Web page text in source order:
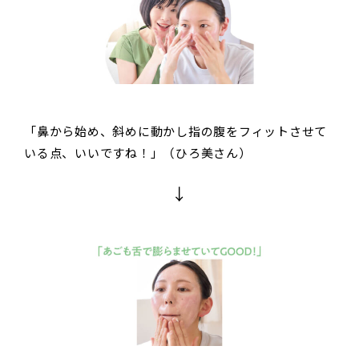
「鼻から始め、斜めに動かし指の腹をフィットさせて
いる点、いいですね！」（ひろ美さん）
↓